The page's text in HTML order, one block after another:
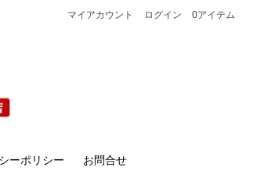
0アイテム
ログイン
マイアカウント
ーポリシー お問合せ